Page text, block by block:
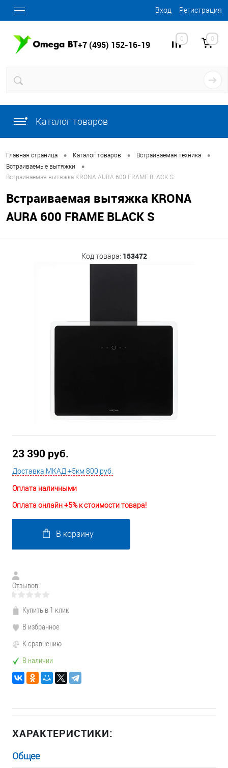
Вход Регистрация
+7 (495) 152-16-19
0 0
Каталог товаров
Главная страница • Каталог товаров • Встраиваемая техника •
Встраиваемые вытяжки •
Встраиваемая вытяжка KRONA AURA 600 FRAME BLACK S
Встраиваемая вытяжка KRONA
AURA 600 FRAME BLACK S
Код товара: 153472
23 390 руб.
Доставка МКАД +5км 800 руб.
Оплата наличными
Оплата онлайн +5% к стоимости товара!
В корзину
Отзывов:
Купить в 1 клик
В избранное
К сравнению
В наличии
ХАРАКТЕРИСТИКИ:
Общее